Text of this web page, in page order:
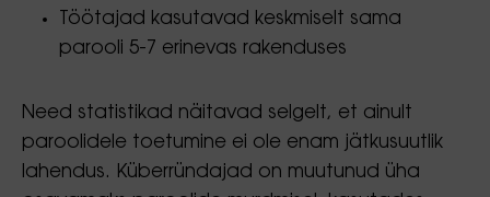
Töötajad kasutavad keskmiselt sama
parooli 5-7 erinevas rakenduses
Need statistikad näitavad selgelt, et ainult
paroolidele toetumine ei ole enam jätkusuutlik
lahendus. Küberründajad on muutunud üha